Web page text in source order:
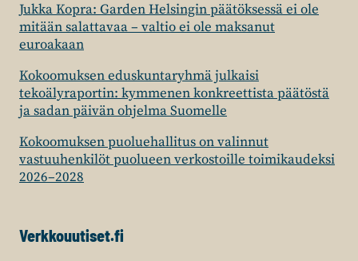
Jukka Kopra: Garden Helsingin päätöksessä ei ole
mitään salattavaa – valtio ei ole maksanut
euroakaan
Kokoomuksen eduskuntaryhmä julkaisi
tekoälyraportin: kymmenen konkreettista päätöstä
ja sadan päivän ohjelma Suomelle
Kokoomuksen puoluehallitus on valinnut
vastuuhenkilöt puolueen verkostoille toimikaudeksi
2026–2028
Verkkouutiset.fi